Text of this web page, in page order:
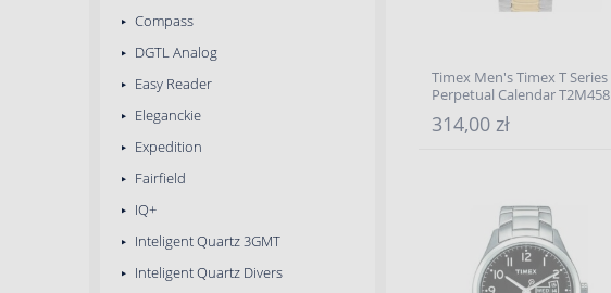
Compass
DGTL Analog
Easy Reader
Eleganckie
Expedition
Fairfield
IQ+
Inteligent Quartz 3GMT
Inteligent Quartz Divers
Timex Men's Timex T Series
Perpetual Calendar T2M458
314,00 zł